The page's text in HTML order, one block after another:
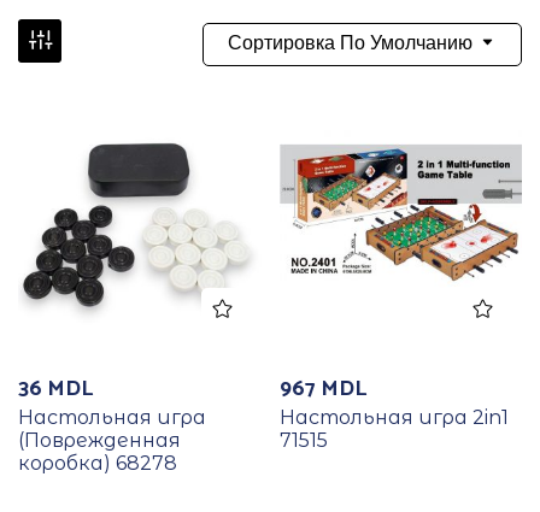
Сортировка По Умолчанию
36 MDL
Настольная игра
(Поврежденная
коробка) 68278
967 MDL
Настольная игра 2in1
71515